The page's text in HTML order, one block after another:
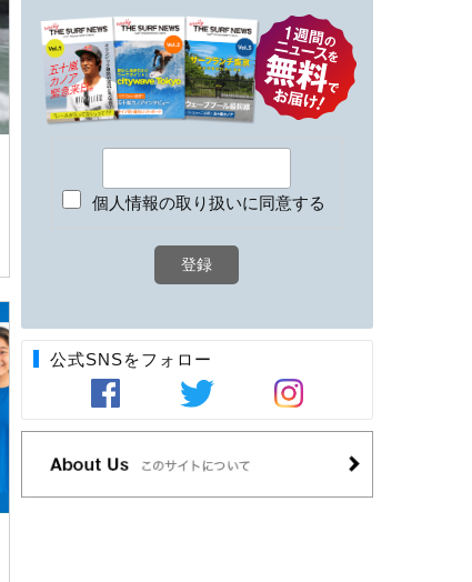
個人情報の取り扱いに同意する
公式SNSをフォロー